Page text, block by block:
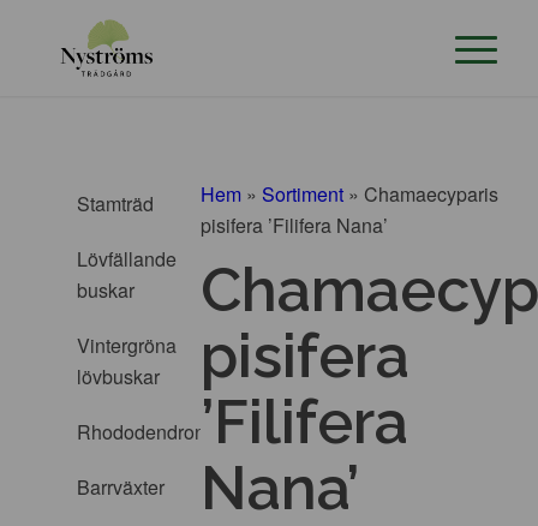
Stamträd
Lövfällande
buskar
Vintergröna
lövbuskar
Rhododendron
Barrväxter
Hem » Sortiment » Chamaecyparis
pisifera ’Filifera Nana’
pisifera
’Filifera
Nana’